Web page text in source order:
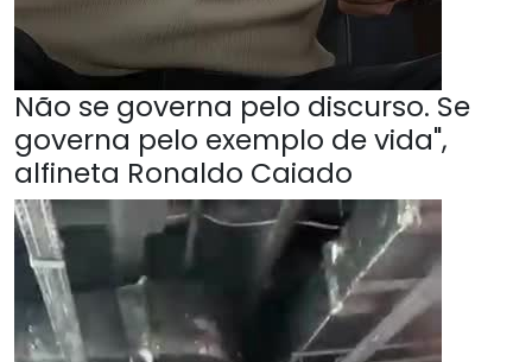
Não se governa pelo discurso. Se
governa pelo exemplo de vida",
alfineta Ronaldo Caiado